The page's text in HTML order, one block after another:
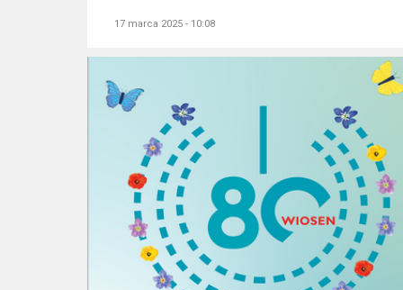
17 marca 2025 - 10:08